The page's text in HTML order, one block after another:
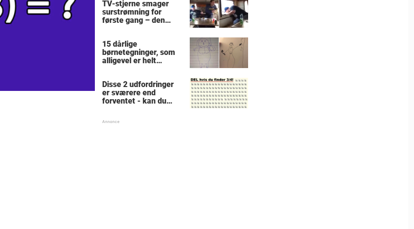
TV-stjerne smager
surstrømning for
første gang – den
skrige af grin
15 dårlige
børnetegninger, som
alligevel er helt
Picasso
Disse 2 udfordringer
er sværere end
forventet - kan du